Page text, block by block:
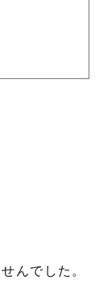
んでした。